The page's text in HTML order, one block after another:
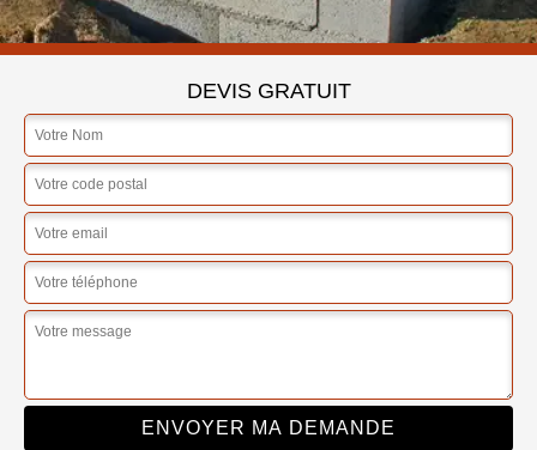
DEVIS GRATUIT